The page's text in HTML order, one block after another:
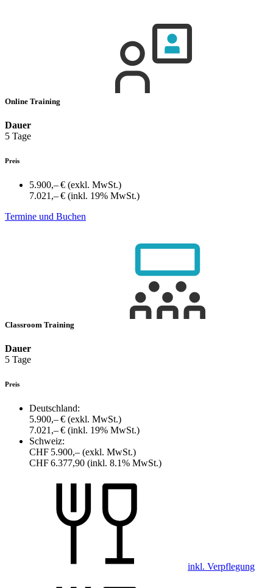
Online Training
Dauer
5 Tage
Preis
5.900,– € (exkl. MwSt.)
7.021,– € (inkl. 19% MwSt.)
Termine und Buchen
Classroom Training
Dauer
5 Tage
Preis
Deutschland:
5.900,– € (exkl. MwSt.)
7.021,– € (inkl. 19% MwSt.)
Schweiz:
CHF 5.900,– (exkl. MwSt.)
CHF 6.377,90 (inkl. 8.1% MwSt.)
inkl. Verpflegung